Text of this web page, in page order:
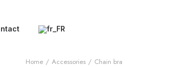
Home Accessories Chain bra